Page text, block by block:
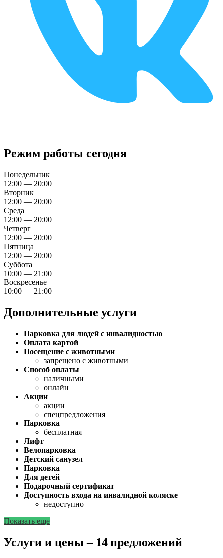
Режим работы сегодня
Понедельник
12:00 — 20:00
Вторник
12:00 — 20:00
Среда
12:00 — 20:00
Четверг
12:00 — 20:00
Пятница
12:00 — 20:00
Суббота
10:00 — 21:00
Воскресенье
10:00 — 21:00
Дополнительные услуги
Парковка для людей с инвалидностью
Оплата картой
Посещение с животными
запрещено с животными
Способ оплаты
наличными
онлайн
Акции
акции
спецпредложения
Парковка
бесплатная
Лифт
Велопарковка
Детский санузел
Парковка
Для детей
Подарочный сертификат
Доступность входа на инвалидной коляске
недоступно
Показать еще
Услуги и цены – 14 предложений